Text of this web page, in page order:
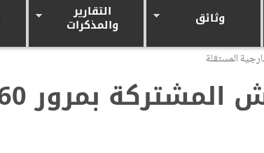
وثائق التقارير
والمذكرات